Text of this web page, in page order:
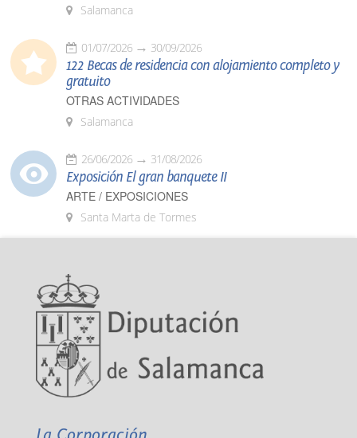
Salamanca
01/07/2026 30/09/2026
122 Becas de residencia con alojamiento completo y
gratuito
OTRAS ACTIVIDADES
Salamanca
26/06/2026 31/08/2026
Exposición El gran banquete II
ARTE / EXPOSICIONES
Santa Marta de Tormes